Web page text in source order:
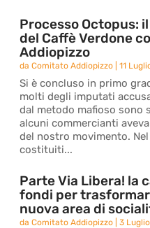
Processo Octopus:
del Caffè Verdone
Addiopizzo
daComitato Addiopizzo |11
Si è concluso in primo
molti degli imputati
dal metodo mafioso sono
alcuni commercianti
del nostro movimento.
costituiti...
Parte Via Libera! la
fondi per
nuova area di
daComitato Addiopizzo |3